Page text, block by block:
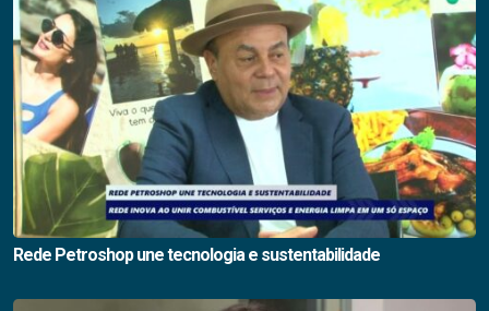
Rede Petroshop une tecnologia e sustentabilidade